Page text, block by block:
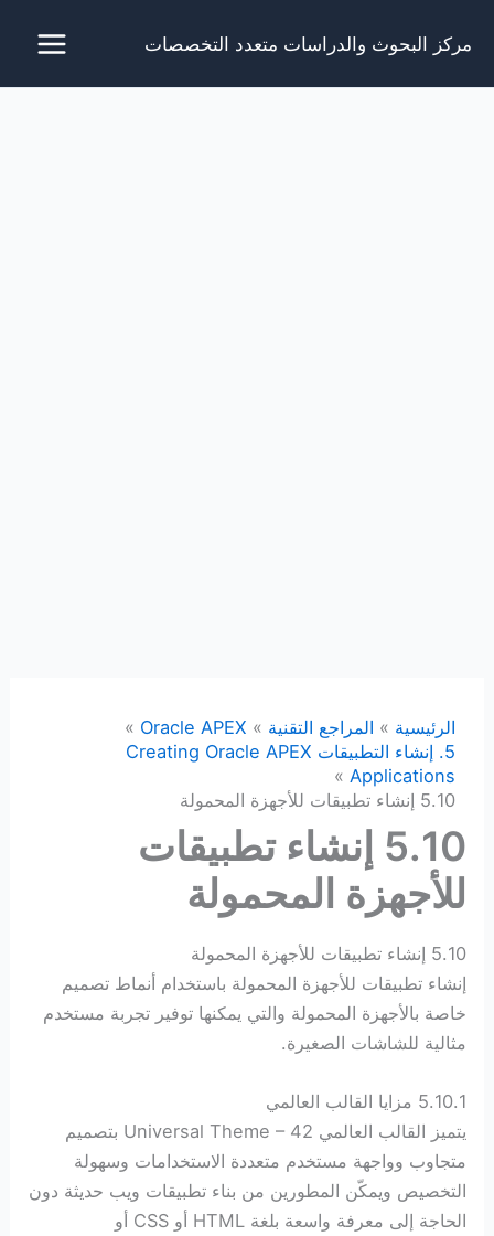
مركز البحوث والدراسات متعدد التخصصات
الرئيسية المراجع التقنية
Oracle APEX
5. إنشاء التطبيقات Creating Oracle APEX
Applications
5.10 إنشاء تطبيقات للأجهزة المحمولة
5.10 إنشاء تطبيقات
للأجهزة المحمولة
5.10 إنشاء تطبيقات للأجهزة المحمولة
إنشاء تطبيقات للأجهزة المحمولة باستخدام أنماط تصميم
خاصة بالأجهزة المحمولة والتي يمكنها توفير تجربة مستخدم
مثالية للشاشات الصغيرة.
5.10.1 مزايا القالب العالمي
يتميز القالب العالمي Universal Theme – 42 بتصميم
متجاوب وواجهة مستخدم متعددة الاستخدامات وسهولة
التخصيص ويمكّن المطورين من بناء تطبيقات ويب حديثة دون
الحاجة إلى معرفة واسعة بلغة HTML أو CSS أو